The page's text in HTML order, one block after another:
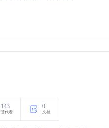
143
替代者
0
文档